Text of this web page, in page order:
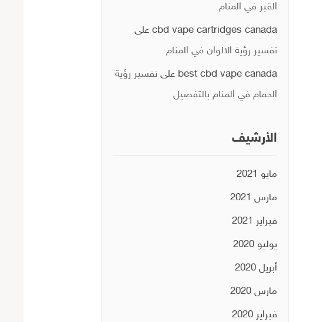
القبر في المنام
cbd vape cartridges canadaعلى
تفسير رؤية الالوان في المنام
best cbd vape canada على تفسير رؤية
الحمام في المنام بالتفصيل
الأرشيف
مايو 2021
مارس 2021
فبراير 2021
يوليو 2020
أبريل 2020
مارس 2020
فبراير 2020